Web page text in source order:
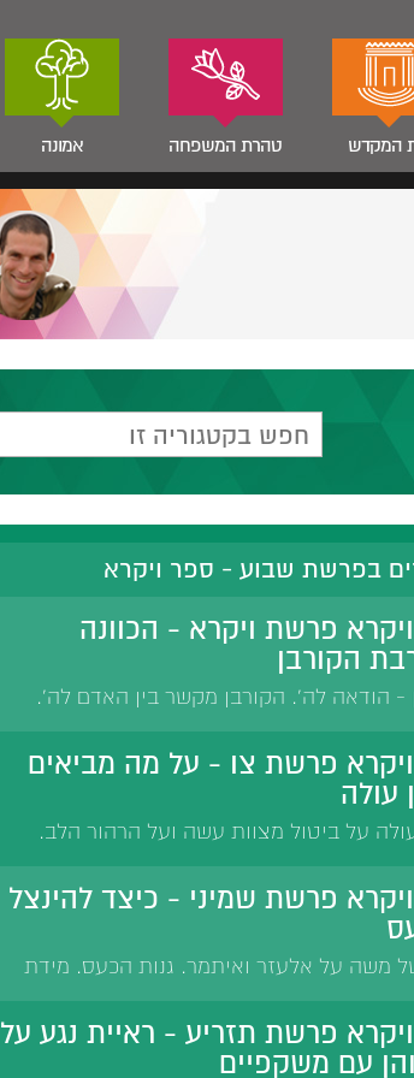
המקדש טהרת המשפחה אמונה
בפרשת שבוע - ספר ויקרא
פרשת ויקרא - הכוונה
הקורבן
- הודאה לה'. הקורבן מקשר בין האדם לה'.
קין והבל. חטאו של שאול במלחמה
הקורבן- לעשות נחת רוח לה'.
פרשת צו - על מה מביאים
עולה
על ביטול מצוות עשה ועל הרהור הלב.
רבנו יונה: אזהרה על המחשבות. מלחמת
ישרים. רמב'ם הלכות מקוואות.
פרשת שמיני - כיצד להינצל
משה על אלעזר ואיתמר. גנות הכעס. מידת
הקודש. דברי המגיד לבית יוסף. אגרת
פרשת תזריע - ראיית נגע על
עם משקפיים